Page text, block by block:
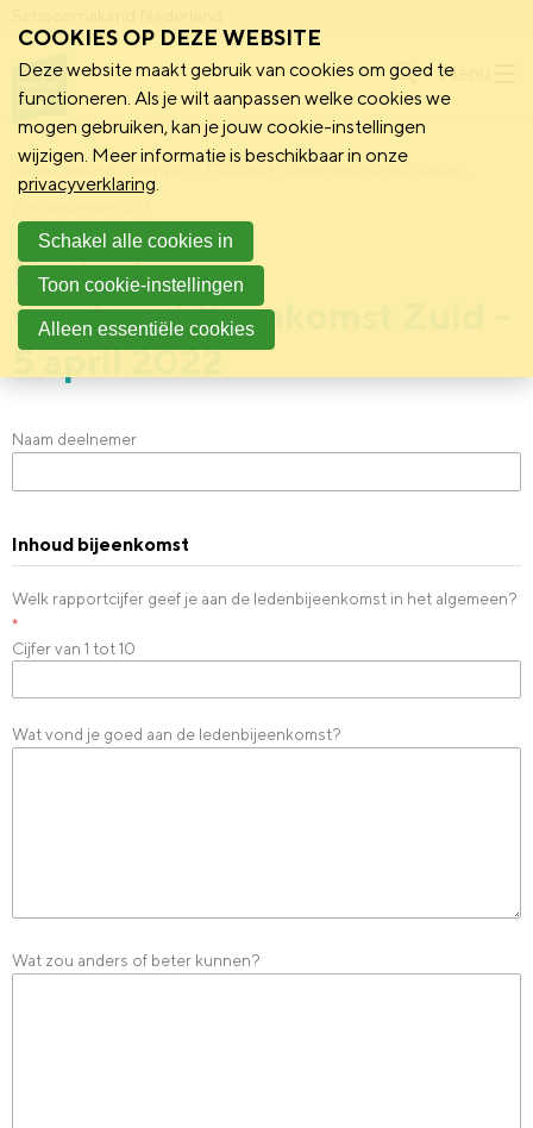
Menu
Schoonmakend Nederland
Evaluatie
voorjaarsbijeenkomst Zuid -
5 april 2022
Naam deelnemer
Inhoud bijeenkomst
Welk rapportcijfer geef je aan de ledenbijeenkomst in het algemeen?
*
Cijfer van 1 tot 10
Wat vond je goed aan de ledenbijeenkomst?
Wat zou anders of beter kunnen?
COOKIES OP DEZE WEBSITE
Deze website maakt gebruik van cookies om goed te
functioneren. Als je wilt aanpassen welke cookies we
mogen gebruiken, kan je jouw cookie-instellingen
wijzigen. Meer informatie is beschikbaar in onze
privacyverklaring.
Schakel alle cookies in
Toon cookie-instellingen
Alleen essentiële cookies